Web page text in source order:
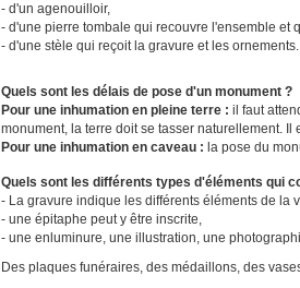
d'un agenouilloir,
d'une pierre tombale qui recouvre l'ensemble et
d'une stèle qui reçoit la gravure et les ornements.
Quels sont les délais de pose d'un monument ?
Pour une inhumation en pleine terre : il faut
monument, la terre doit se tasser naturellement.
Pour une inhumation en caveau : la pose du
Quels sont les différents types d'éléments qui
La gravure indique les différents éléments de la
une épitaphe peut y être inscrite,
une enluminure, une illustration, une
Des plaques funéraires, des médaillons, des